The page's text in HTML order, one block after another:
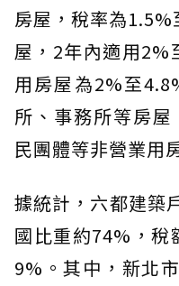
房屋，稅率為
屋，2年內適用2%
用房屋為2%至
所、事務所等房
民團體等非營業用
據統計，六都建築
國比重約74%，稅
9%。其中，新北